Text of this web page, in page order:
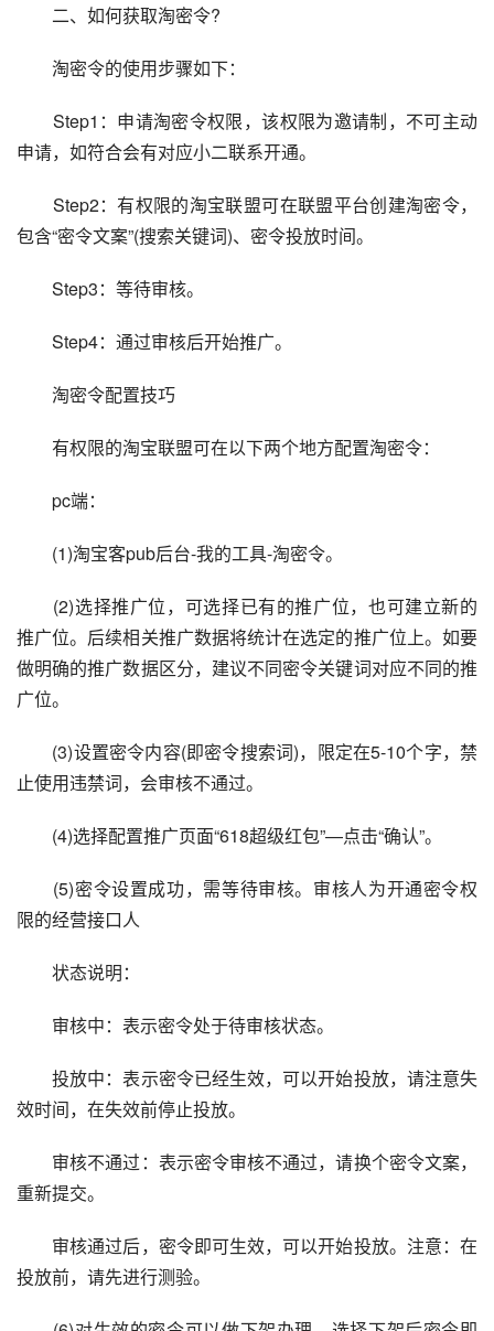
二、如何获取淘密令?
淘密令的使用步骤如下：
Step1：申请淘密令权限，该权限为邀请制，不可主动
申请，如符合会有对应小二联系开通。
Step2：有权限的淘宝联盟可在联盟平台创建淘密令，
包含“密令文案”(搜索关键词)、密令投放时间。
Step3：等待审核。
Step4：通过审核后开始推广。
淘密令配置技巧
有权限的淘宝联盟可在以下两个地方配置淘密令：
pc端：
(1)淘宝客pub后台-我的工具-淘密令。
(2)选择推广位，可选择已有的推广位，也可建立新的
推广位。后续相关推广数据将统计在选定的推广位上。如要
做明确的推广数据区分，建议不同密令关键词对应不同的推
广位。
(3)设置密令内容(即密令搜索词)，限定在5-10个字，禁
止使用违禁词，会审核不通过。
(4)选择配置推广页面“618超级红包”—点击“确认”。
(5)密令设置成功，需等待审核。审核人为开通密令权
限的经营接口人
状态说明：
审核中：表示密令处于待审核状态。
投放中：表示密令已经生效，可以开始投放，请注意失
效时间，在失效前停止投放。
审核不通过：表示密令审核不通过，请换个密令文案，
重新提交。
审核通过后，密令即可生效，可以开始投放。注意：在
投放前，请先进行测验。